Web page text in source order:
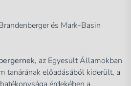
és Mark-Basin
, az Egyesült Államokban
tanárának előadásából kiderült, a